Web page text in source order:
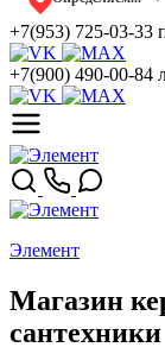
+7(953) 725-03-33
+7(900) 490-00-84
Элемент
Магазин
сантехники